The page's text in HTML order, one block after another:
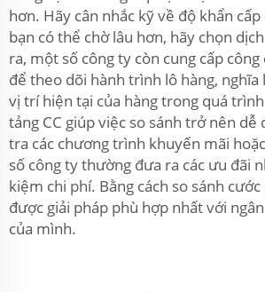
hơn. Hãy cân nhắc kỹ về độ khẩn
bạn có thể chờ lâu hơn, hãy chọn
ra, một số công ty còn cung cấp
để theo dõi hành trình lô hàng, nghĩa
vị trí hiện tại của hàng trong quá
tảng CC giúp việc so sánh trở nên dễ
tra các chương trình khuyến mãi
số công ty thường đưa ra các ưu đãi
kiệm chi phí. Bằng cách so sánh
được giải pháp phù hợp nhất với
của mình.